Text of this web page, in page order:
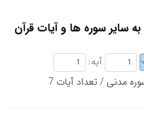
سایر سوره ها و آیات قرآن
آیه: